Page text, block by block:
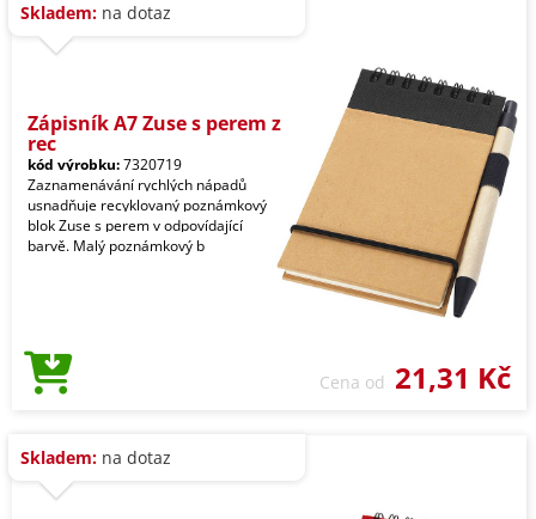
Skladem: na dotaz
Zápisník A7 Zuse s perem z
rec
kód výrobku:7320719
Zaznamenávání rychlých nápadů
usnadňuje recyklovaný poznámkový
blok Zuse s perem v odpovídající
barvě. Malý poznámkový b
Cena od 21,31 Kč
Skladem: na dotaz